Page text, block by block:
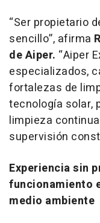
“Ser propietario
sencillo”, afirma
de Aiper. “Aiper
especializados,
fortalezas de
tecnología solar,
limpieza
supervisión
Experiencia sin
funcionamiento
medio ambiente